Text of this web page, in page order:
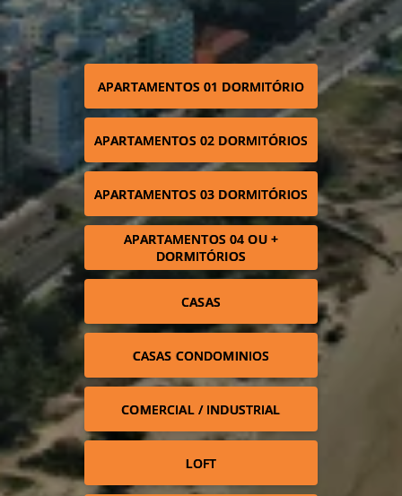
APARTAMENTOS 01 DORMITÓRIO
APARTAMENTOS 02 DORMITÓRIOS
APARTAMENTOS 03 DORMITÓRIOS
APARTAMENTOS 04 OU +
DORMITÓRIOS
CASAS
CASAS CONDOMINIOS
COMERCIAL / INDUSTRIAL
LOFT